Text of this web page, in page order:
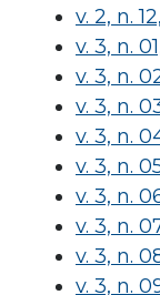
v. 2, n.
v. 3, n.
v. 3, n.
v. 3, n.
v. 3, n.
v. 3, n.
v. 3, n.
v. 3, n.
v. 3, n.
v. 3, n.